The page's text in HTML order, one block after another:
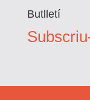
Butlletí